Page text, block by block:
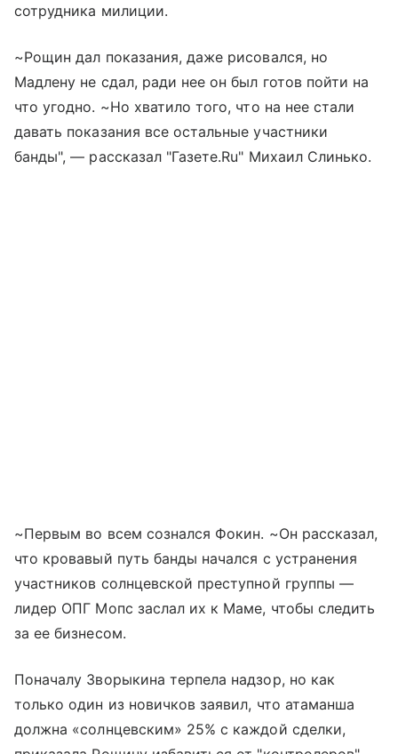
сотрудника милиции.
~Рощин дал показания, даже рисовался, но
Мадлену не сдал, ради нее он был готов пойти на
что угодно. ~Но хватило того, что на нее стали
давать показания все остальные участники
банды", — рассказал "Газете.Ru" Михаил Слинько.
~Первым во всем сознался Фокин. ~Он рассказал,
что кровавый путь банды начался с устранения
участников солнцевской преступной группы —
лидер ОПГ Мопс заслал их к Маме, чтобы следить
за ее бизнесом.
Поначалу Зворыкина терпела надзор, но как
только один из новичков заявил, что атаманша
должна «солнцевским» 25% с каждой сделки,